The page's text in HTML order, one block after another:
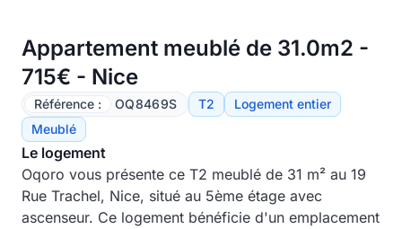
Appartement meublé de 31.0m2 -
715€ - Nice
Référence : OQ8469S T2
Logement entier
Meublé
Le logement
Oqoro vous présente ce T2 meublé de 31 m² au 19
Rue Trachel, Nice, situé au 5ème étage avec
ascenseur. Ce logement bénéficie d'un emplacement